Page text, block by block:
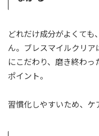
どれだけ成分がよくて
ん。ブレスマイルクリ
にこだわり、磨き終わ
ポイント。
習慣化しやすいため、ケ